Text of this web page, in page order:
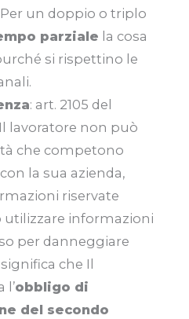
un doppio o triplo
parziale la cosa
si rispettino le
: art. 2105 del
lavoratore non può
che competono
la sua azienda,
riservate
utilizzare informazioni
per danneggiare
significa che Il
l’obbligo di
del secondo